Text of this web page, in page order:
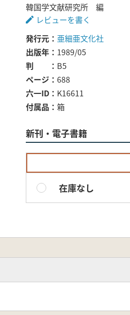
韓国学文献研究所 編
レビューを書く
発行元
亜細亜文化社
出版年
1989/05
判
B5
ページ
688
六一ID
K16611
付属品
箱
新刊・電子書籍
在庫なし